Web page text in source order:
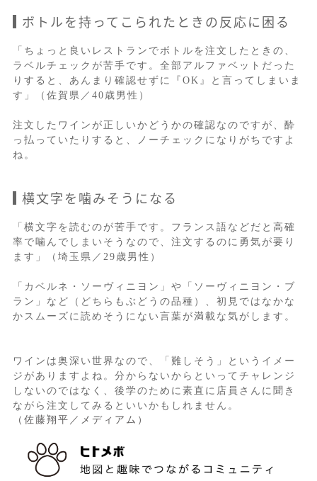
ボトルを持ってこられたときの反応に困る
「ちょっと良いレストランでボトルを注文したときの、
ラベルチェックが苦手です。全部アルファベットだった
りすると、あんまり確認せずに『OK』と言ってしまいま
す」（佐賀県／40歳男性）
注文したワインが正しいかどうかの確認なのですが、酔
っ払っていたりすると、ノーチェックになりがちですよ
ね。
横文字を噛みそうになる
「横文字を読むのが苦手です。フランス語などだと高確
率で噛んでしまいそうなので、注文するのに勇気が要り
ます」（埼玉県／29歳男性）
「カベルネ・ソーヴィニヨン」や「ソーヴィニヨン・ブ
ラン」など（どちらもぶどうの品種）、初見ではなかな
かスムーズに読めそうにない言葉が満載な気がします。
ワインは奥深い世界なので、「難しそう」というイメー
ジがありますよね。分からないからといってチャレンジ
しないのではなく、後学のために素直に店員さんに聞き
ながら注文してみるといいかもしれません。
（佐藤翔平／メディアム）